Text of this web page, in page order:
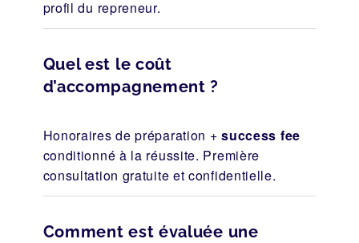
profil du repreneur.
Quel est le coût
d’accompagnement ?
Honoraires de préparation +success fee
conditionné à la réussite. Première
consultation gratuite et confidentielle.
Comment est évaluée une